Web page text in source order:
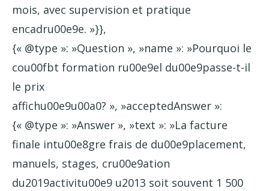
mois, avec supervision et pratique
encadru00e9e. »}},
{« @type »: »Question », »name »: »Pourquoi le
cou00fbt formation ru00e9el du00e9passe-t-il
le prix
affichu00e9u00a0? », »acceptedAnswer »:
{« @type »: »Answer », »text »: »La facture
finale intu00e8gre frais de du00e9placement,
manuels, stages, cru00e9ation
du2019activitu00e9 u2013 soit souvent 1 500